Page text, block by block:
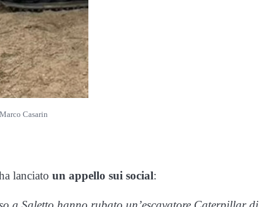
Casarin
lanciato un appello sui social: